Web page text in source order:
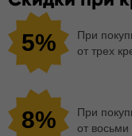
5%
При
от трех
8%
При
от восьми